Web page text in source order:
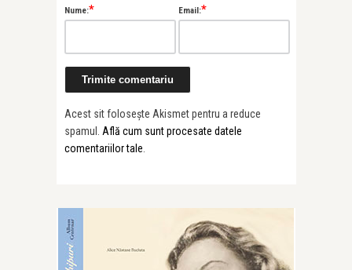
Nume:* Email:*
Acest sit folosește Akismet pentru a reduce
spamul. Află cum sunt procesate datele
comentariilor tale.